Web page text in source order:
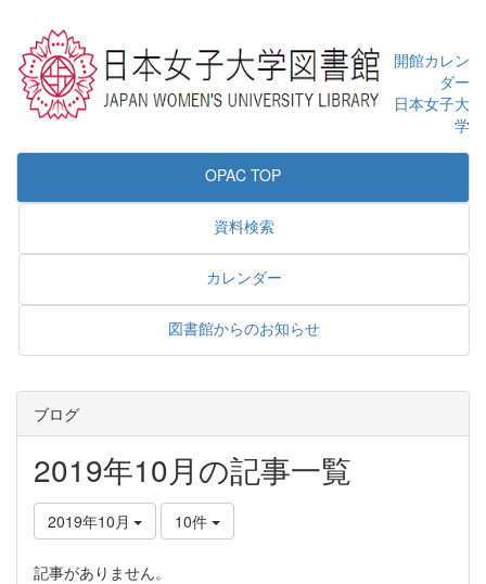
開館カレン
ダー
日本女子大
学
OPAC TOP
資料検索
カレンダー
図書館からのお知らせ
ブログ
2019年10月の記事一覧
2019年10月 10件
記事がありません。